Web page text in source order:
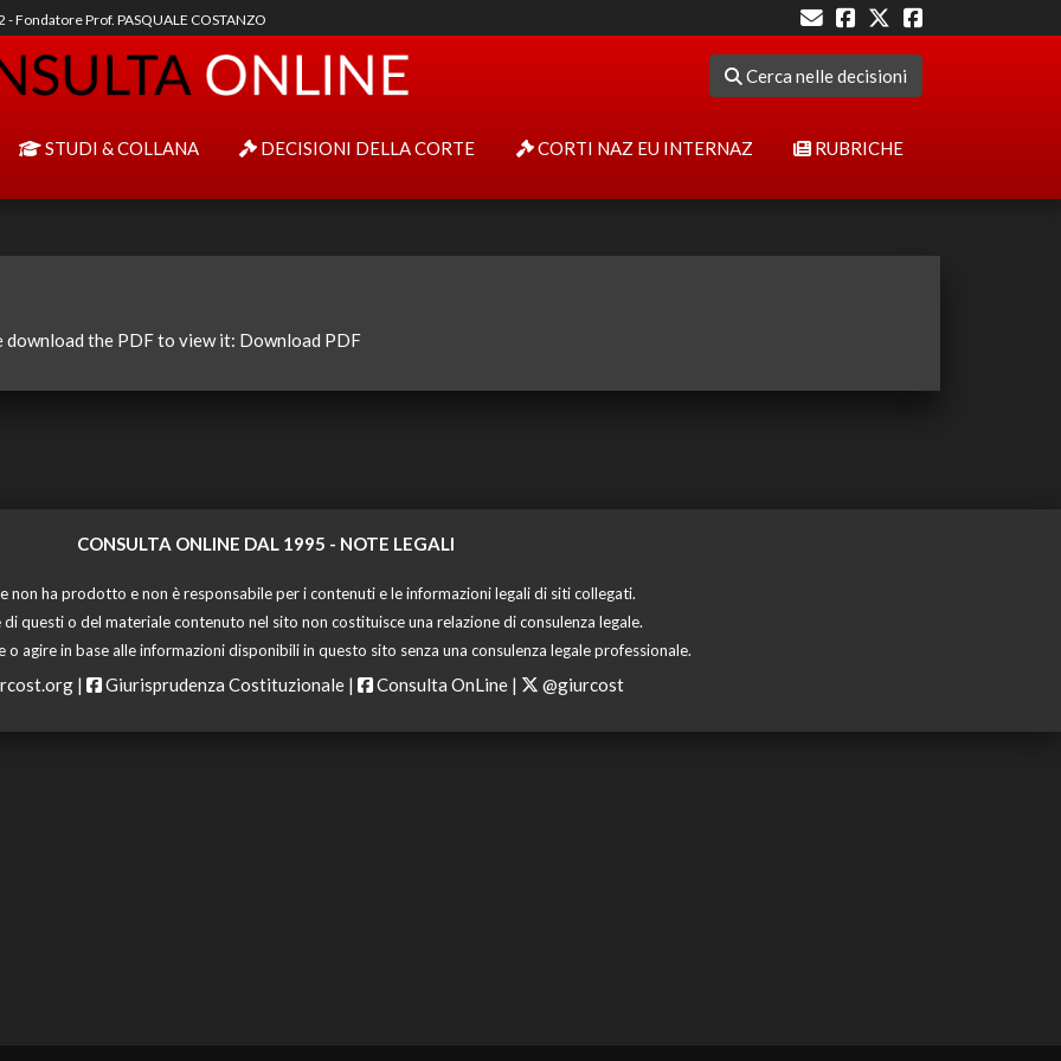
- Fondatore Prof. PASQUALE COSTANZO
Cerca nelle decisioni
STUDI & COLLANA DECISIONI DELLA CORTE CORTI NAZ EU INTERNAZ RUBRICHE
download the PDF to view it: Download PDF
CONSULTA ONLINE DAL 1995 - NOTE LEGALI
non ha prodotto e non è responsabile per i contenuti e le informazioni legali di siti collegati.
di questi o del materiale contenuto nel sito non costituisce una relazione di consulenza legale.
o agire in base alle informazioni disponibili in questo sito senza una consulenza legale professionale.
| Giurisprudenza Costituzionale | Consulta OnLine | @giurcost